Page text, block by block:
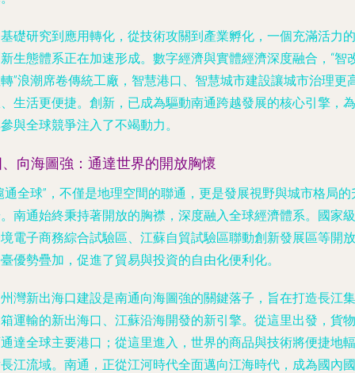
礎研究到應用轉化，從技術攻關到產業孵化，一個充滿活力的
生態體系正在加速形成。數字經濟與實體經濟深度融合，“智
”浪潮席卷傳統工廠，智慧港口、智慧城市建設讓城市治理更
生活更便捷。創新，已成為驅動南通跨越發展的核心引擎，為
與全球競爭注入了不竭動力。
向海圖強：通達世界的開放胸懷
通全球”，不僅是地理空間的聯通，更是發展視野與城市格局的
南通始終秉持著開放的胸襟，深度融入全球經濟體系。國家級
電子商務綜合試驗區、江蘇自貿試驗區聯動創新發展區等開放
優勢疊加，促進了貿易與投資的自由化便利化。
灣新出海口建設是南通向海圖強的關鍵落子，旨在打造長江集
運輸的新出海口、江蘇沿海開發的新引擎。從這里出發，貨物
達全球主要港口；從這里進入，世界的商品與技術將便捷地輻
江流域。南通，正從江河時代全面邁向江海時代，成為國內國